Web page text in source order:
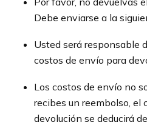
Debe enviarse a la
Usted será responsable
costos de envío para
Los costos de envío no
recibes un reembolso, el
devolución se deducirá